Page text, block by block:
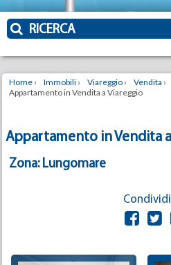
RICERCA
Home › Immobili › Viareggio › Vendita ›
Appartamento in Vendita a Viareggio
Appartamento in Vendita
Zona: Lungomare